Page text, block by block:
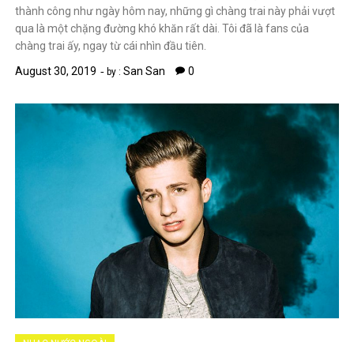
thành công như ngày hôm nay, những gì chàng trai này phải vượt
qua là một chặng đường khó khăn rất dài. Tôi đã là fans của
chàng trai ấy, ngay từ cái nhìn đầu tiên.
August 30, 2019
by :San San 0